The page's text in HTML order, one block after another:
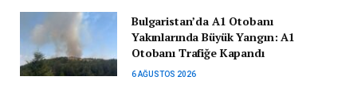
Bulgaristan’da A1 Otobanı
Yakınlarında Büyük Yangın: A1
Otobanı Trafiğe Kapandı
6 AĞUSTOS 2026